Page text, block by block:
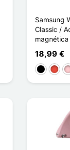
Samsung
Classic /
18,99 €
NegroRojo